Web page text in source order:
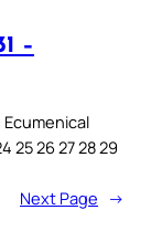
–
25 26 27 28 29
Next Page →